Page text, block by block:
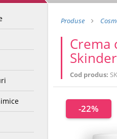
Produse
Crema
Cod produs:
-22%